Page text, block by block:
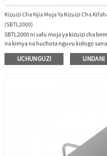
Kizuizi Cha Njia Moja Ya Kizuizi Cha
(SBTL2000)
SBTL2000 ni safu moja ya kizuizi cha
na kimya na huchota nguvu kidogo
hufanya SBTL2000 kudumu sana.Vizuizi
nafasi iliyofungwa, na hivyo kunyima
kuelekea usalama.Wakati umeme
kwa urahisi ili kutoka kwa
katika muundo wa kudumu na wa
UCHUNGUZI UNDANI